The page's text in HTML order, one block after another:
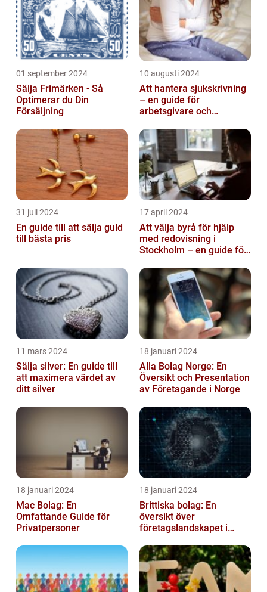
01 september 2024
Sälja Frimärken - Så
Optimerar du Din
Försäljning
10 augusti 2024
Att hantera sjukskrivning
– en guide för
arbetsgivare och
31 juli 2024
En guide till att sälja guld
till bästa pris
17 april 2024
Att välja byrå för hjälp
med redovisning i
Stockholm – en guide för
11 mars 2024
Sälja silver: En guide till
att maximera värdet av
ditt silver
18 januari 2024
Alla Bolag Norge: En
Översikt och Presentation
av Företagande i Norge
18 januari 2024
Mac Bolag: En
Omfattande Guide för
Privatpersoner
18 januari 2024
Brittiska bolag: En
översikt över
företagslandskapet i